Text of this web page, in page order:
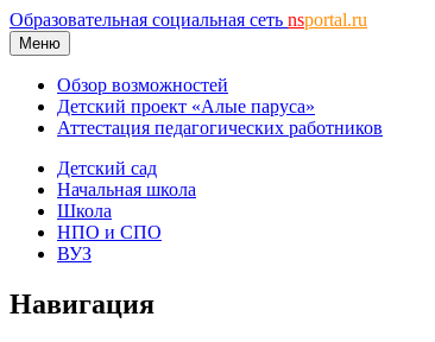
Образовательная социальная сеть nsportal.ru
Меню
Обзор возможностей
Детский проект «Алые паруса»
Аттестация педагогических работников
Детский сад
Начальная школа
Школа
НПО и СПО
ВУЗ
Навигация